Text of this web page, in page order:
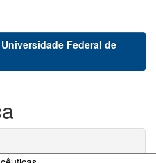
Federal de